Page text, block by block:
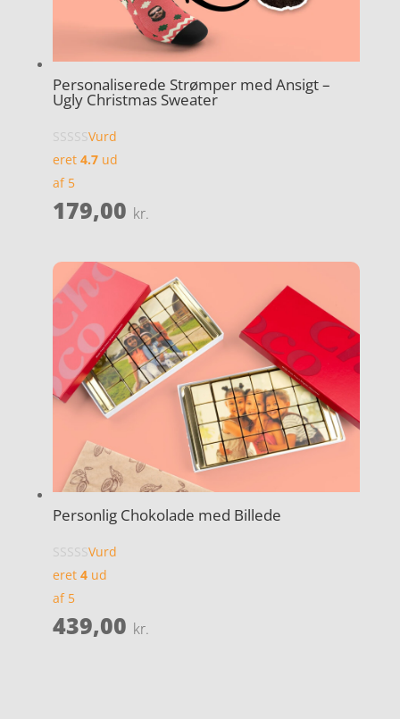
Personaliserede Strømper med Ansigt –
Ugly Christmas Sweater
Vurd
eret 4.7ud
af 5
179,00 kr.
Personlig Chokolade med Billede
Vurd
eret 4ud
af 5
439,00 kr.